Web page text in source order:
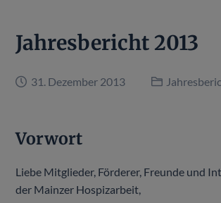
Jahresbericht 2013
31. Dezember 2013
Vorwort
Liebe Mitglieder, Förderer, Freunde und
der Mainzer Hospizarbeit,